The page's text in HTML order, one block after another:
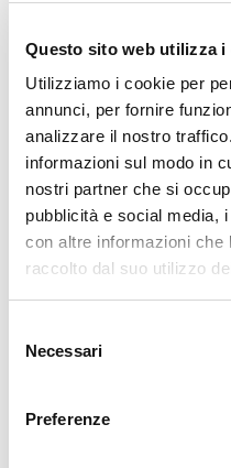
Questo sito web utilizza i
Utilizziamo i cookie per
annunci, per fornire
analizzare il nostro
informazioni sul modo in
nostri partner che si
pubblicità e social media,
con altre informazioni che
raccolto dal suo utilizzo
delNecessari
Preferenze
DAMARTEDÌ, 8
MARTEDÌ, 22
AULA A1 - PLESSO
INGRESSO LIBERO
−